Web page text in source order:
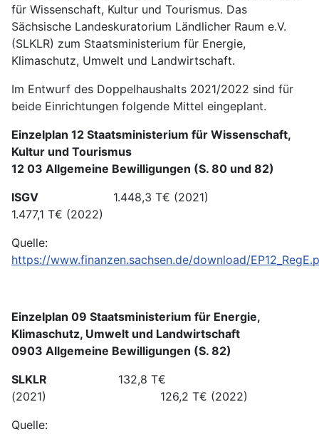
für Wissenschaft, Kultur und Tourismus. Das
Sächsische Landeskuratorium Ländlicher Raum e.V.
(SLKLR) zum Staatsministerium für Energie,
Klimaschutz, Umwelt und Landwirtschaft.
Im Entwurf des Doppelhaushalts 2021/2022 sind für
beide Einrichtungen folgende Mittel eingeplant.
Einzelplan 12 Staatsministerium für Wissenschaft,
Kultur und Tourismus
12 03 Allgemeine Bewilligungen (S. 80 und 82)
ISGV 1.448,3 T€ (2021)
1.477,1 T€ (2022)
Quelle:
https://www.finanzen.sachsen.de/download/
Einzelplan 09 Staatsministerium für Energie,
Klimaschutz, Umwelt und Landwirtschaft
0903 Allgemeine Bewilligungen (S. 82)
SLKLR 132,8 T€
(2021) 126,2 T€ (2022)
Quelle: